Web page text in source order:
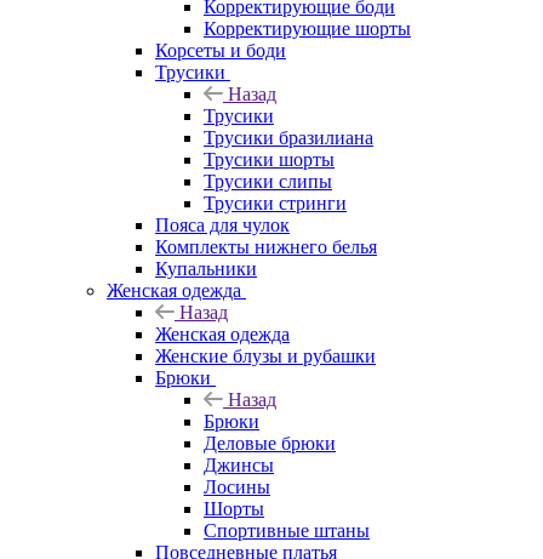
Корректирующие боди
Корректирующие шорты
Корсеты и боди
Трусики
Назад
Трусики
Трусики бразилиана
Трусики шорты
Трусики слипы
Трусики стринги
Пояса для чулок
Комплекты нижнего белья
Купальники
Женская одежда
Назад
Женская одежда
Женские блузы и рубашки
Брюки
Назад
Брюки
Деловые брюки
Джинсы
Лосины
Шорты
Спортивные штаны
Повседневные платья